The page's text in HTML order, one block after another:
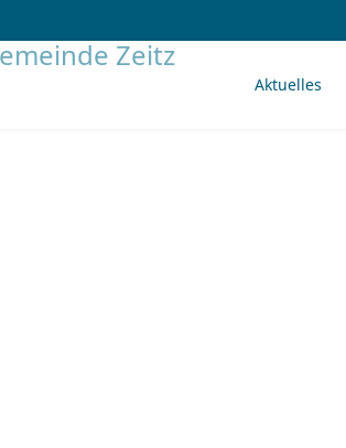
Aktuelles